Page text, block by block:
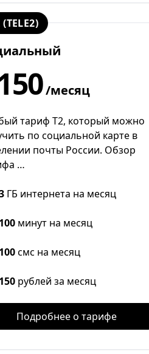
(TELE2)
/месяц
тариф Т2, который можно
по социальной карте в
почты России. Обзор
…
ГБ интернета на месяц
100 минут на месяц
100смс на месяц
150 рублей за месяц
Подробнее о тарифе